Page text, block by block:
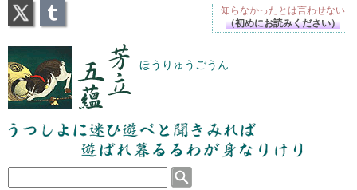
芳立五蘊 ほうりゅうごうん
うつしよに迷ひ遊べと聞きみれば遊ばれ暮るるわが
身なりけり
知らなかったとは言わせない
（初めにお読みください）
X Tumblr